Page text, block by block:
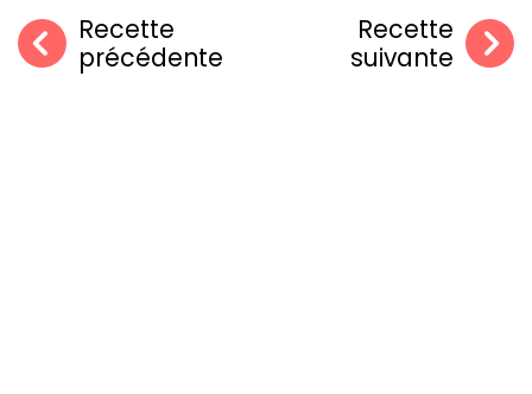
Recette
précédente
Recette
suivante